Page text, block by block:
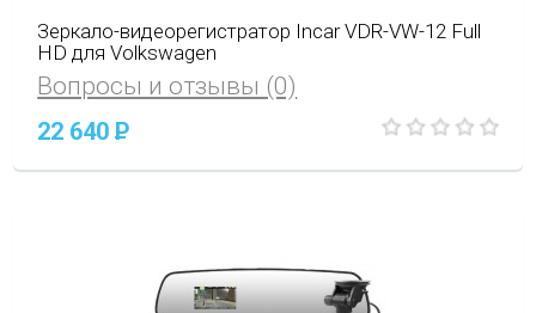
Зеркало-видеорегистратор Incar VDR-VW-12 Full
HD для Volkswagen
Вопросы и отзывы (0)
22 640P